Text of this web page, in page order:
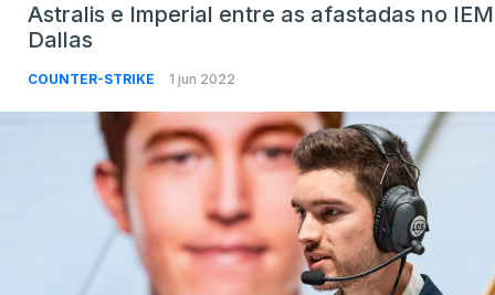
Astralis e Imperial entre as afastadas no IEM
Dallas
COUNTER-STRIKE 1 jun 2022